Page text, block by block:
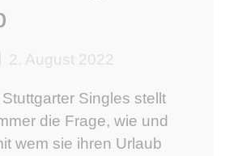
2. August 2022
Singles stellt
die Frage, wie und
wem sie ihren Urlaub